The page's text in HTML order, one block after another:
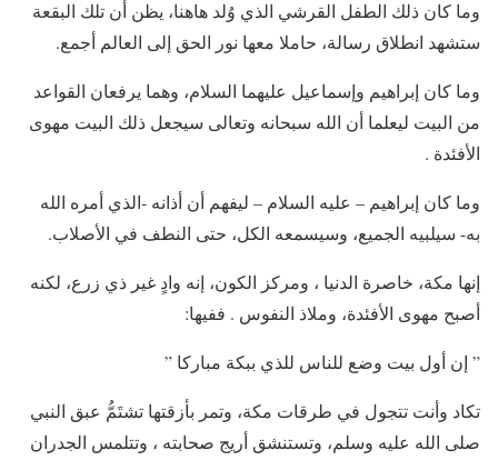
وما كان ذلك الطفل القرشي الذي وُلد هاهنا، يظن أن تلك البقعة
ستشهد انطلاق رسالة، حاملا معها نور الحق إلى العالم أجمع.
وما كان إبراهيم وإسماعيل عليهما السلام، وهما يرفعان القواعد
من البيت ليعلما أن الله سبحانه وتعالى سيجعل ذلك البيت مهوى
الأفئدة .
وما كان إبراهيم – عليه السلام – ليفهم أن أذانه -الذي أمره الله
به- سيلبيه الجميع، وسيسمعه الكل، حتى النطف في الأصلاب.
إنها مكة، خاصرة الدنيا ، ومركز الكون، إنه وادٍ غير ذي زرع، لكنه
أصبح مهوى الأفئدة، وملاذ النفوس . ففيها:
” إن أول بيت وضع للناس للذي ببكة مباركا ”
تكاد وأنت تتجول في طرقات مكة، وتمر بأزقتها تشتَمُّ عبق النبي
صلى الله عليه وسلم، وتستنشق أريج صحابته ، وتتلمس الجدران